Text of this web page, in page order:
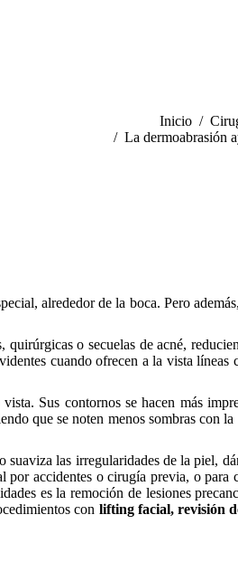
Inicio
La dermoabrasión
alrededor de la boca. Pero
quirúrgicas o secuelas de acné,
cuando ofrecen a la vista líneas
Sus contornos se hacen más
que se noten menos sombras con
suaviza las irregularidades de la piel,
por accidentes o cirugía previa, o para
es la remoción de lesiones
con lifting facial, revisión